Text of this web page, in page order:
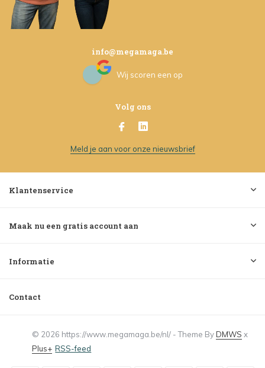
info@megamaga.be
Wij scoren een op
Volg ons
Meld je aan voor onze nieuwsbrief
Klantenservice
Maak nu een gratis account aan
Informatie
Contact
© 2026 https://www.megamaga.be/nl/ - Theme ByDMWS x
Plus+ RSS-feed